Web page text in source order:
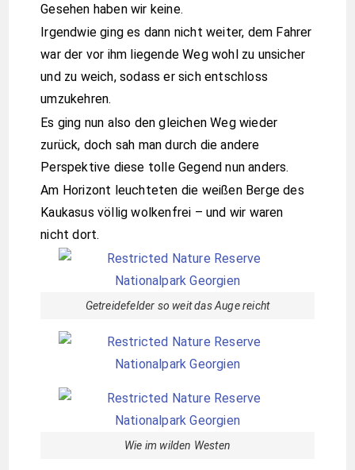
Gesehen haben wir keine.
Irgendwie ging es dann nicht weiter, dem Fahrer
war der vor ihm liegende Weg wohl zu unsicher
und zu weich, sodass er sich entschloss
umzukehren.
Es ging nun also den gleichen Weg wieder
zurück, doch sah man durch die andere
Perspektive diese tolle Gegend nun anders.
Am Horizont leuchteten die weißen Berge des
Kaukasus völlig wolkenfrei – und wir waren
nicht dort.
Getreidefelder so weit das Auge reicht
Wie im wilden Westen